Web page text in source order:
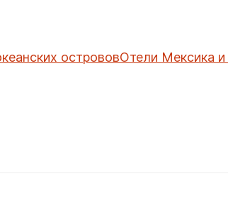
острововОтели Мексика